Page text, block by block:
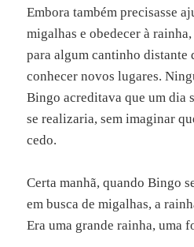
Embora também precisasse
migalhas e obedecer à
para algum cantinho distante
conhecer novos lugares.
Bingo acreditava que um dia
se realizaria, sem imaginar
cedo.
Certa manhã, quando Bingo
em busca de migalhas, a
Era uma grande rainha, uma